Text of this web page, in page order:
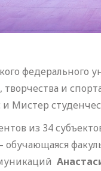
федерального
творчества и
Мистер
из 34